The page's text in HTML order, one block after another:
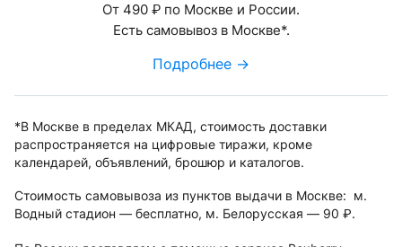
От 490 руб. по Москве и России.
Есть самовывоз в Москве*.
Подробнее →
*В Москве в пределах МКАД, стоимость доставки
распространяется на цифровые тиражи, кроме
календарей, объявлений, брошюр и каталогов.
Стоимость самовывоза из пунктов выдачи в Москве: м.
Водный стадион — бесплатно, м. Белорусская — 90 руб..